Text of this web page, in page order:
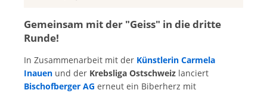
Gemeinsam mit der "Geiss" in die dritte
Runde!
In Zusammenarbeit mit der Künstlerin Carmela
Inauen und der Krebsliga Ostschweiz lanciert
Bischofberger AG erneut ein Biberherz mit